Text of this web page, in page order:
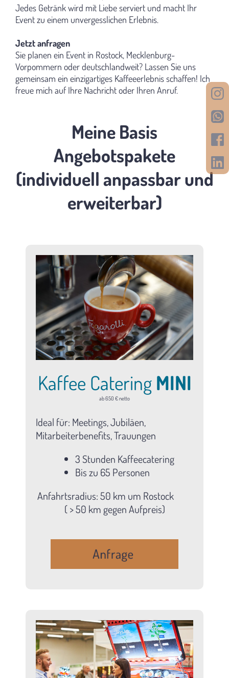
Jedes Getränk wird mit Liebe serviert und macht Ihr
Event zu einem unvergesslichen Erlebnis.
Jetzt anfragen
Sie planen ein Event in Rostock, Mecklenburg-
Vorpommern oder deutschlandweit? Lassen Sie uns
gemeinsam ein einzigartiges Kaffeeerlebnis schaffen! Ich
freue mich auf Ihre Nachricht oder Ihren Anruf.
Meine Basis
Angebotspakete
(individuell anpassbar und
erweiterbar)
Kaffee Catering MINI
ab 650 € netto
Ideal für: Meetings, Jubiläen,
Mitarbeiterbenefits, Trauungen
3 Stunden Kaffeecatering
Bis zu 65 Personen
Anfahrtsradius: 50 km um Rostock
( > 50 km gegen Aufpreis)